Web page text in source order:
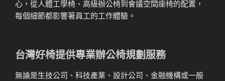
心，從人體工學椅、高級辦公椅到會議空間座椅的配置，
每個細節都影響著員工的工作體驗。
台灣好椅提供專業辦公椅規劃服務
無論是生技公司、科技產業、設計公司、金融機構或一般